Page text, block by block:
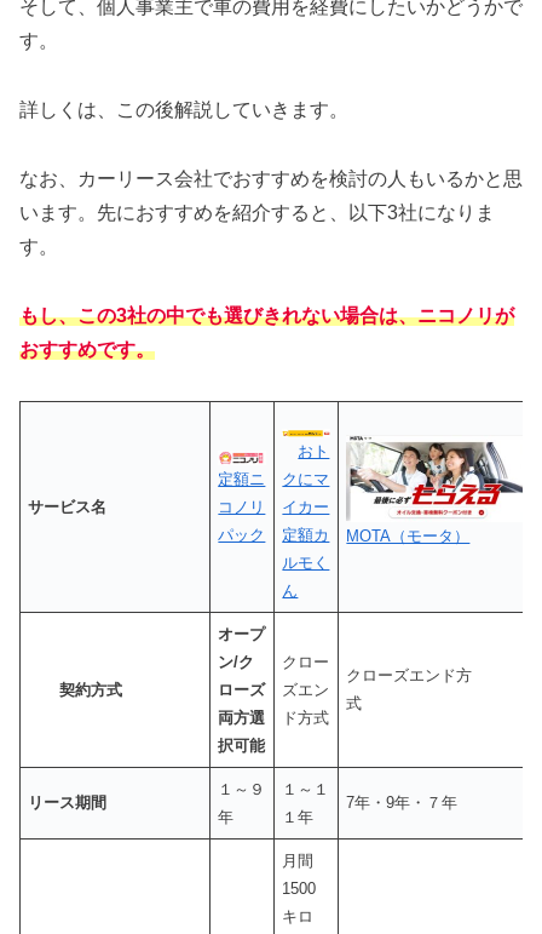
そして、個人事業主で車の費用を経費にしたいかどうかで
す。
詳しくは、この後解説していきます。
なお、カーリース会社でおすすめを検討の人もいるかと思
います。先におすすめを紹介すると、以下3社になりま
す。
もし、この3社の中でも選びきれない場合は、ニコノリが
おすすめです。
サービス名
定額ニ
コノリ
パック
おト
クにマ
イカー
定額カ
ルモく
ん
MOTA（モータ）
契約方式
オープ
ン/ク
ローズ
両方選
択可能
クロー
ズエン
ド方式
クローズエンド方
リース期間
１～９
年
１～１
１年
7年・9年・７年
月間
1500
キロ